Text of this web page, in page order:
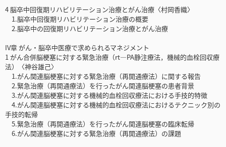
4 脳卒中回復期リハビリテーション治療とがん治療〈村岡香織〉
1.脳卒中回復期リハビリテーション治療の概要
2.脳卒中の回復期リハビリテーション治療とがん治療
IV章 がん・脳卒中医療で求められるマネジメント
1 がん合併脳梗塞に対する緊急治療（rt—PA静注療法，機械的血栓回収療
法）〈神谷雄己〉
1.がん関連脳梗塞に対する緊急治療（再開通療法）に関する報告
2.緊急治療（再開通療法）を行ったがん関連脳梗塞の患者背景
3.がん関連脳梗塞に対する機械的血栓回収療法における手技的特徴
4.がん関連脳梗塞に対する機械的血栓回収療法におけるテクニック別の
手技的転帰
5.緊急治療（再開通療法）を行ったがん関連脳梗塞の臨床転帰
6.がん関連脳梗塞に対する緊急治療（再開通療法）の課題